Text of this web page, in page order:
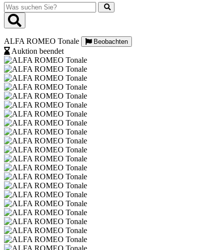
Was
suchen
Sie?
ALFA ROMEO Tonale Beobachten
Auktion beendet